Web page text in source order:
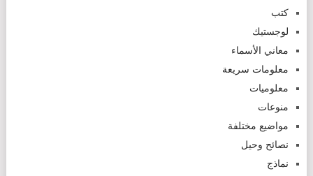
كتب
لوجستيك
معاني الأسماء
معلومات سريعة
معلوميات
منوعات
مواضيع مختلفة
نصائح وحيل
نماذج